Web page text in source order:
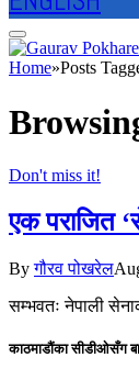
Home»Posts
Don't miss it!
एक पराजित
By गौरव पोखरेल
सम्भवतः नेपाली
काठमाडौंका सीडीओसँग